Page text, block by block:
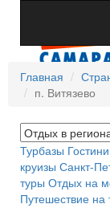
Главная
п. Витязево
Турбазы
круизы Санкт-
туры Отдых на
Путешествие на